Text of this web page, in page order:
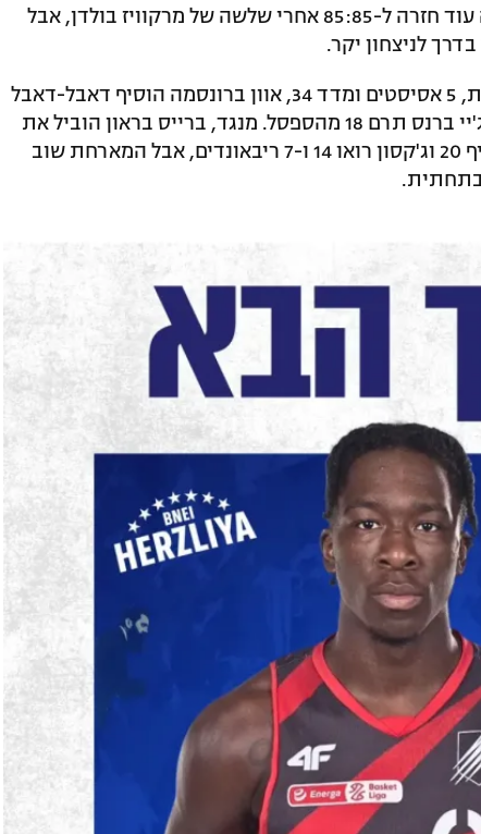
לקח אחריות ברגעים החשובים. נס ציונה עוד חזרה ל-85:85 אחרי שלשה של מרקוויז בולדן, אבל
לניצחון יקר.
בריאנט סיים בכורה נהדרת עם 28 נקודות, 5 אסיסטים ומדד 34, אוון ברונסמה הוסיף דאבל-דאבל
גדול של 22 נקודות ו-15 ריבאונדים, ודי-ג'יי ברנס תרם 18 מהספסל. מנגד, ברייס בראון הוביל את
נס ציונה עם 25 נקודות, דזי רודריגז הוסיף 20 וג'קסון רואו 14 ו-7 ריבאונדים, אבל המארחת שוב
בתחתית.